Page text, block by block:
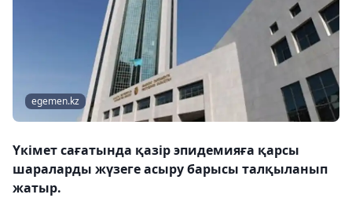
egemen.kz
Үкімет сағатында қазір эпидемияға қарсы
шараларды жүзеге асыру барысы талқыланып
жатыр.